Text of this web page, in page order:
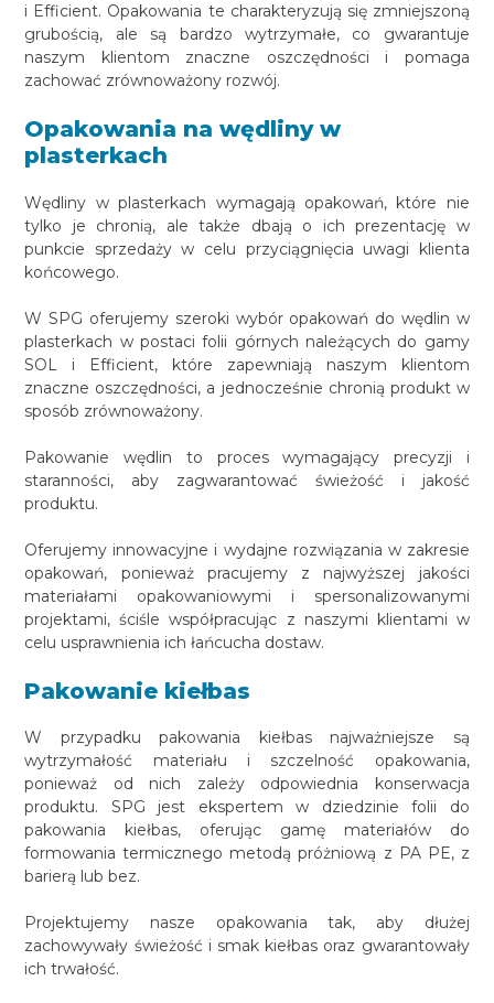
i Efficient. Opakowania te charakteryzują się zmniejszoną
grubością, ale są bardzo wytrzymałe, co gwarantuje
naszym klientom znaczne oszczędności i pomaga
zachować zrównoważony rozwój.
Opakowania na wędliny w
plasterkach
Wędliny w plasterkach wymagają opakowań, które nie
tylko je chronią, ale także dbają o ich prezentację w
punkcie sprzedaży w celu przyciągnięcia uwagi klienta
końcowego.
W SPG oferujemy szeroki wybór opakowań do wędlin w
plasterkach w postaci folii górnych należących do gamy
SOL i Efficient, które zapewniają naszym klientom
znaczne oszczędności, a jednocześnie chronią produkt w
sposób zrównoważony.
Pakowanie wędlin to proces wymagający precyzji i
staranności, aby zagwarantować świeżość i jakość
produktu.
Oferujemy innowacyjne i wydajne rozwiązania w zakresie
opakowań, ponieważ pracujemy z najwyższej jakości
materiałami opakowaniowymi i spersonalizowanymi
projektami, ściśle współpracując z naszymi klientami w
celu usprawnienia ich łańcucha dostaw.
Pakowanie kiełbas
W przypadku pakowania kiełbas najważniejsze są
wytrzymałość materiału i szczelność opakowania,
ponieważ od nich zależy odpowiednia konserwacja
produktu. SPG jest ekspertem w dziedzinie folii do
pakowania kiełbas, oferując gamę materiałów do
formowania termicznego metodą próżniową z PA PE, z
barierą lub bez.
Projektujemy nasze opakowania tak, aby dłużej
zachowywały świeżość i smak kiełbas oraz gwarantowały
ich trwałość.